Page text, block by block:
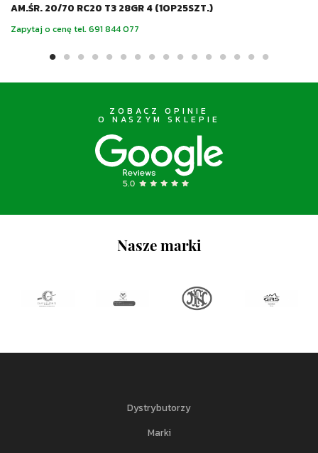
AM.ŚR. 20/70 RC20 T3 28GR 4 (1OP25SZT.)
Zapytaj o cenę tel. 691 844 077
ZOBACZ OPINIE
O NASZYM SKLEPIE
Nasze marki
Dystrybutorzy
Marki